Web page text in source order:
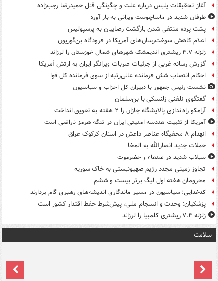
آغاز تحقیقات پلیس درباره علت و چگونگی قتل حمیدرضا رجب‌زاده
طوفان شدید در ماساچوست ویرانی به بار آورد
پشت پرده منتفی شدن بازگشت رضاییان به پرسپولیس
اعلام کاهش سوخت‌رسان‌های آمریکا در فرودگاه بن‌گوریون
زلزله ۴.۷ ریشتری اندیمشک شهرهای شمال خوزستان را لرزاند
گزارش رسانه غربی از جزئیات ضربات ویرانگر ایران به ارتش آمریکا
احکام انتصاب شش فرمانده عالی‌رتبه از سوی فرمانده کل قوا
نشست رئیس جمهور با دبیران کل احزاب و سیاسیون
گفتگوی تلفنی زلنسکی با بن‌سلمان
آرامکو راه‌اندازی پالایشگاه جازان را ۲ هفته به تعویق انداخت
آمریکا از تثبیت هندسه امنیتی ایران در تنگه هرمز ناراضی است
انهدام ۸ مخفیگاه عناصر داعش در استان کرکوک عراق
حملات جدید انصارالله به المخا
سیلاب شدید در صنعاء و حضرموت
تجاوز زمینی مجدد رژیم صهیونیستی به خاک سوریه
محرومان هفته اول لیگ برتر بیست و ششم
کدخدایی: سیاسیون در مسیر ماندگاری اندیشه‌های رهبری گام بردارند
پزشکیان: وحدت و انسجام ملی، پیش‌شرط حفظ اقتدار کشور است
زلزله ۷.۴ ریشتری کلمبیا را لرزاند
سلامت